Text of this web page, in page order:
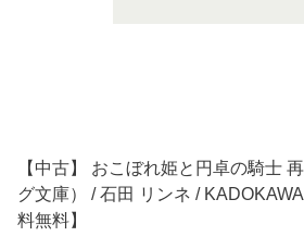
【中古】 おこぼれ姫と円卓の騎士
グ文庫） / 石田 リンネ /
料無料】